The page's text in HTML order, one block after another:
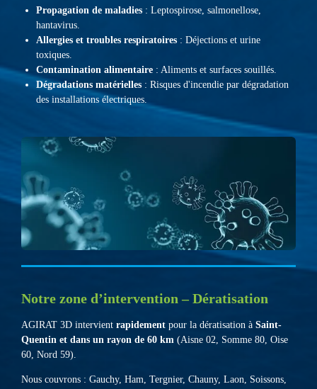
Propagation de maladies : Leptospirose, salmonellose,
hantavirus.
Allergies et troubles respiratoires : Déjections et urine
toxiques.
Contamination alimentaire : Aliments et surfaces souillés.
Dégradations matérielles : Risques d'incendie par dégradation
des installations électriques.
Notre zone d’intervention – Dératisation
AGIRAT 3D intervient rapidement pour la dératisation à Saint-
Quentin et dans un rayon de 60 km (Aisne 02, Somme 80, Oise
60, Nord 59).
Nous couvrons : Gauchy, Ham, Tergnier, Chauny, Laon, Soissons,